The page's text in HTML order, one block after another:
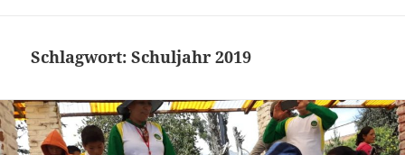
Schlagwort:Schuljahr 2019